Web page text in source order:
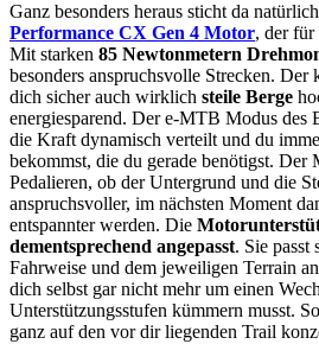
Ganz besonders heraus sticht da
Performance CX Gen 4 Motor, der
Mit starken 85 Newtonmetern
besonders anspruchsvolle Strecken.
dich sicher auch wirklich steile Berge
energiesparend. Der e-MTB Modus des
die Kraft dynamisch verteilt und du
bekommst, die du gerade benötigst. Der
Pedalieren, ob der Untergrund und die
anspruchsvoller, im nächsten Moment
entspannter werden. Die
dementsprechend angepasst. Sie passt
Fahrweise und dem jeweiligen Terrain
dich selbst gar nicht mehr um einen
Unterstützungsstufen kümmern musst.
ganz auf den vor dir liegenden Trail